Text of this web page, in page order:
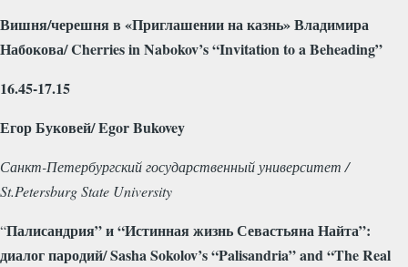
Вишня/черешня в «Приглашении на казнь» Владимира
Набокова/ Cherries in Nabokov’s “Invitation to a Beheading”
16.45-17.15
Егор Буковей/ Egor Bukovey
Санкт-Петербургский государственный университет /
St.Petersburg State University
“Палисандрия” и “Истинная жизнь Севастьяна Найта”:
диалог пародий/ Sasha Sokolov’s “Palisandria” and “The Real